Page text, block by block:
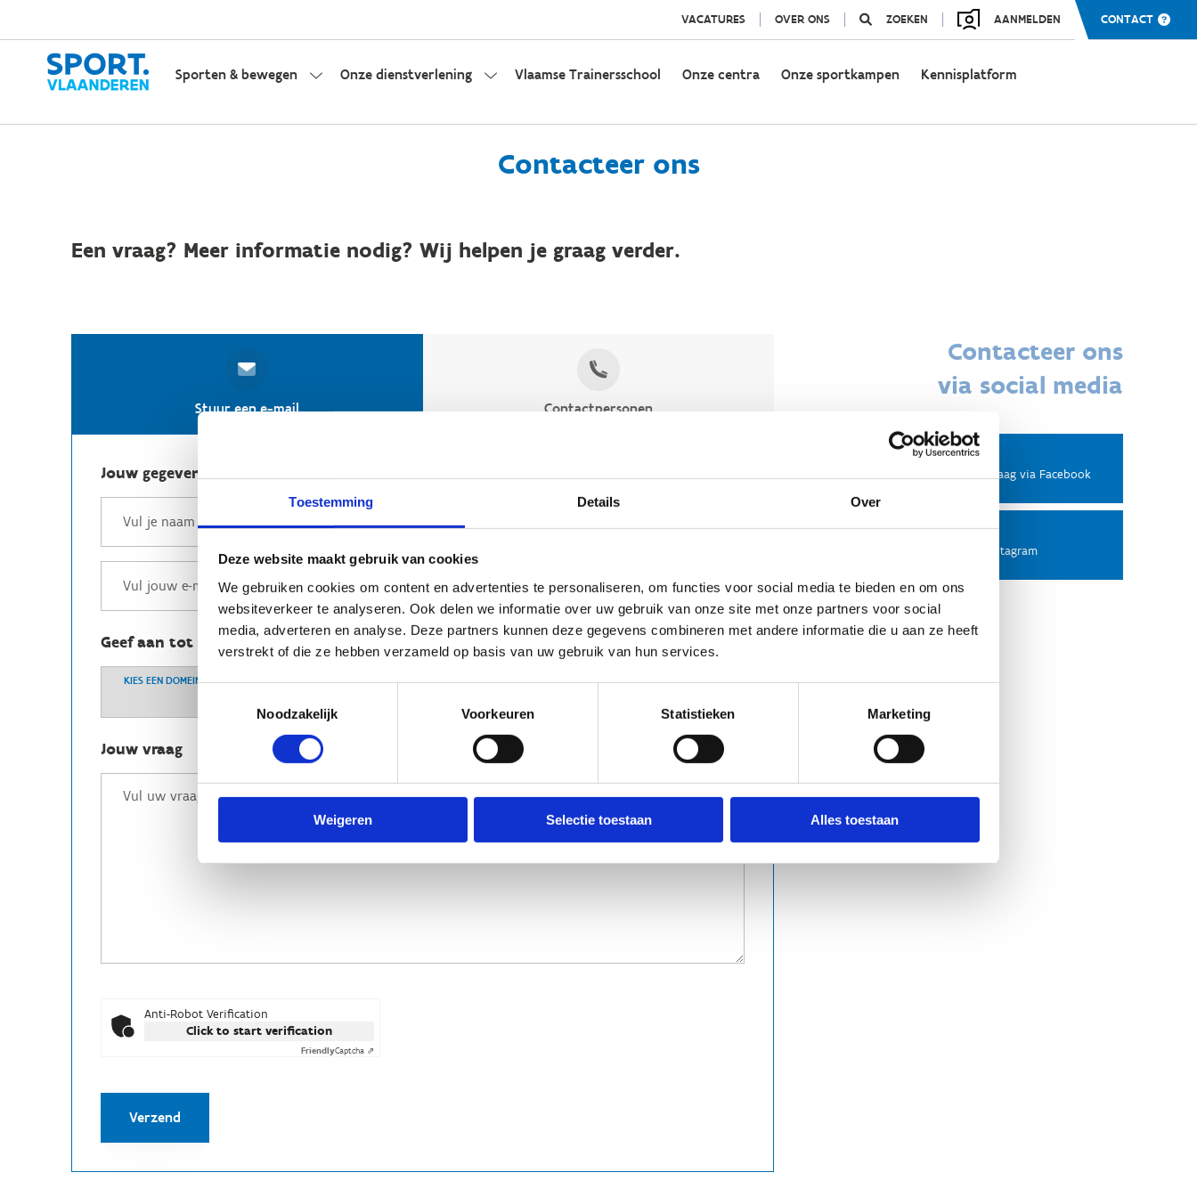
Toestemming Details Over
Deze website maakt gebruik van cookies
We gebruiken cookies om content en advertenties te personaliseren, om functies voor social media te bieden en om ons
websiteverkeer te analyseren. Ook delen we informatie over uw gebruik van onze site met onze partners voor social
media, adverteren en analyse. Deze partners kunnen deze gegevens combineren met andere informatie die u aan ze heeft
verstrekt of die ze hebben verzameld op basis van uw gebruik van hun services.
Noodzakelijk
Voorkeuren Statistieken Marketing
Weigeren Selectie toestaan Alles toestaan
VACATURES OVER ONS ZOEKEN AANMELDEN CONTACT
Sporten & bewegen Onze dienstverlening Vlaamse Trainersschool Onze centra Onze sportkampen Kennisplatform
Contacteer ons
Een vraag? Meer informatie nodig? Wij helpen je graag verder.
Stuur een e-mail Contactpersonen
Jouw gegevens
Geef aan tot welk domein jouw vraag behoort
KIES EEN DOMEIN
Jouw vraag
Anti-Robot Verification
Click to start verification
FriendlyCaptcha ⇗
Verzend
Contacteer ons
via social media
Facebook
Stel ons een vraag via Facebook
Instagram
Volg ons op Instagram